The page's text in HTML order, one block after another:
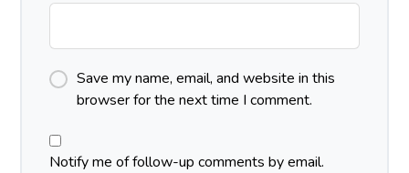
Save my name, email, and website in this
browser for the next time I comment.
Notify me of follow-up comments by email.